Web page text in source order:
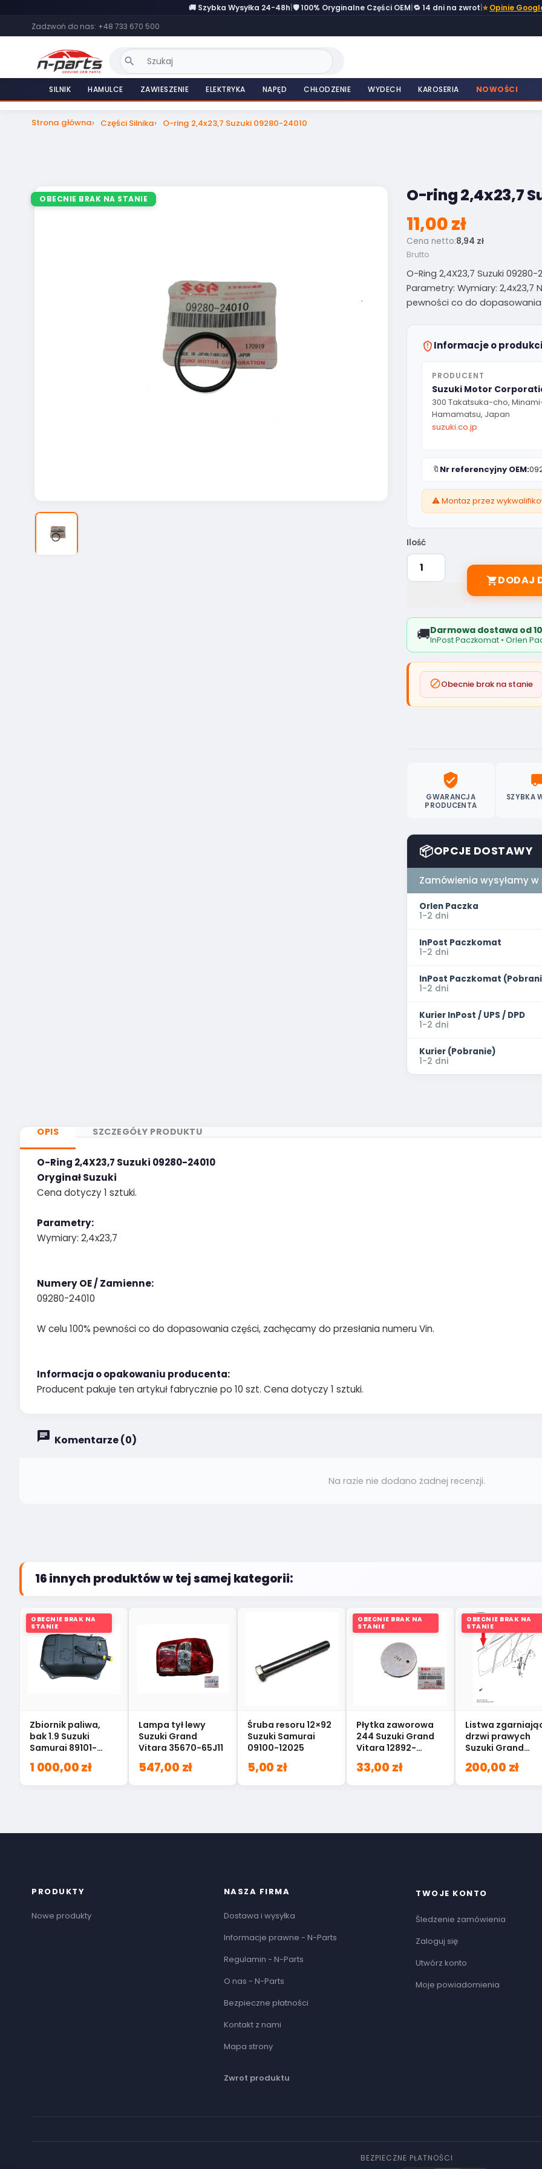
🚚 Szybka Wysyłka 24-48h 🛡️ 100% Oryginalne Części OEM 🔁 14 dni na zwrot ⭐Opinie
Zadzwoń do nas: +48 733 670 500
search
SILNIK HAMULCE ZAWIESZENIE ELEKTRYKA NAPĘD CHŁODZENIE WYDECH KAROSERIA NOWOŚCI
Strona główna Części Silnika O-ring 2,4x23,7 Suzuki 09280-24010
OBECNIE BRAK NA STANIE O-ring 2,4x23,7
11,00 zł
Cena netto:8,94 zł
Brutto
O-Ring 2,4X23,7 Suzuki 09280-
Parametry: Wymiary: 2,4x23,7
pewności co do dopasowania
Informacje o
PRODUCENT
Suzuki Motor
300 Takatsuka-cho,
Hamamatsu, Japan
suzuki.co.jp
🔖 Nr referencyjny OEM:
⚠️ Montaz przez
Ilość
DODAJ
🚚Darmowa dostawa od
InPost Paczkomat • Orlen
Obecnie brak na stanie
verified_user
GWARANCJA
PRODUCENTA
SZYBKA
📦OPCJE DOSTAWY
Zamówienia wysyłamy w
Orlen Paczka
1-2 dni
InPost Paczkomat
1-2 dni
InPost Paczkomat
1-2 dni
Kurier InPost / UPS / DPD
1-2 dni
Kurier (Pobranie)
1-2 dni
OPIS SZCZEGÓŁY PRODUKTU
O-Ring 2,4X23,7 Suzuki 09280-24010
Oryginał Suzuki
Cena dotyczy 1 sztuki.
Parametry:
Wymiary: 2,4x23,7
Numery OE / Zamienne:
09280-24010
W celu 100% pewności co do dopasowania części, zachęcamy do przesłania numeru Vin.
Informacja o opakowaniu producenta:
Producent pakuje ten artykuł fabrycznie po 10 szt. Cena dotyczy 1 sztuki.
Komentarze (0)
Na razie nie dodano żadnej recenzji.
16 innych produktów w tej samej kategorii:
OBECNIE BRAK NA
STANIE
Zbiornik paliwa,
bak 1.9 Suzuki
Samurai 89101-
1 000,00 zł
Lampa tył lewy
Suzuki Grand
Vitara 35670-65J11
547,00 zł
Śruba resoru 12×92
Suzuki Samurai
09100-12025
5,00 zł
OBECNIE BRAK NA
STANIE
Płytka zaworowa
244 Suzuki Grand
Vitara 12892-
33,00 zł
OBECNIE BRAK NA
STANIE
Listwa
drzwi prawych
Suzuki Grand
64J00
200,00 zł
PRODUKTY
Nowe produkty
NASZA FIRMA
Dostawa i wysyłka
Informacje prawne - N-Parts
Regulamin - N-Parts
O nas - N-Parts
Bezpieczne płatności
Kontakt z nami
Mapa strony
Zwrot produktu
TWOJE KONTO
Śledzenie zamówienia
Zaloguj się
Utwórz konto
Moje powiadomienia
BEZPIECZNE PŁATNOŚCI